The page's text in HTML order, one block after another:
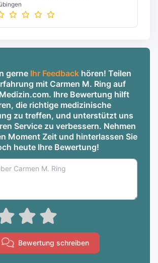
gerne Ihr Feedbackhören! Teilen
mit Carmen M. Ring auf
Ihre Bewertung hilft
die richtige medizinische
zu treffen, und unterstützt uns
Service zu verbessern. Nehmen
Moment Zeit und hinterlassen Sie
heute Ihre Bewertung!
Bewertung schreiben